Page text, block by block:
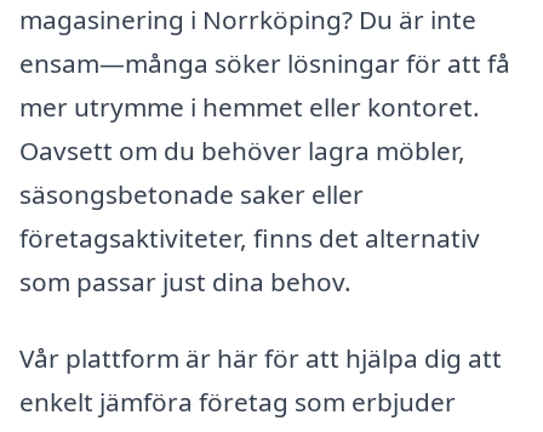
magasinering i Norrköping? Du är inte
ensam—många söker lösningar för att få
mer utrymme i hemmet eller kontoret.
Oavsett om du behöver lagra möbler,
säsongsbetonade saker eller
företagsaktiviteter, finns det alternativ
som passar just dina behov.
Vår plattform är här för att hjälpa dig att
enkelt jämföra företag som erbjuder